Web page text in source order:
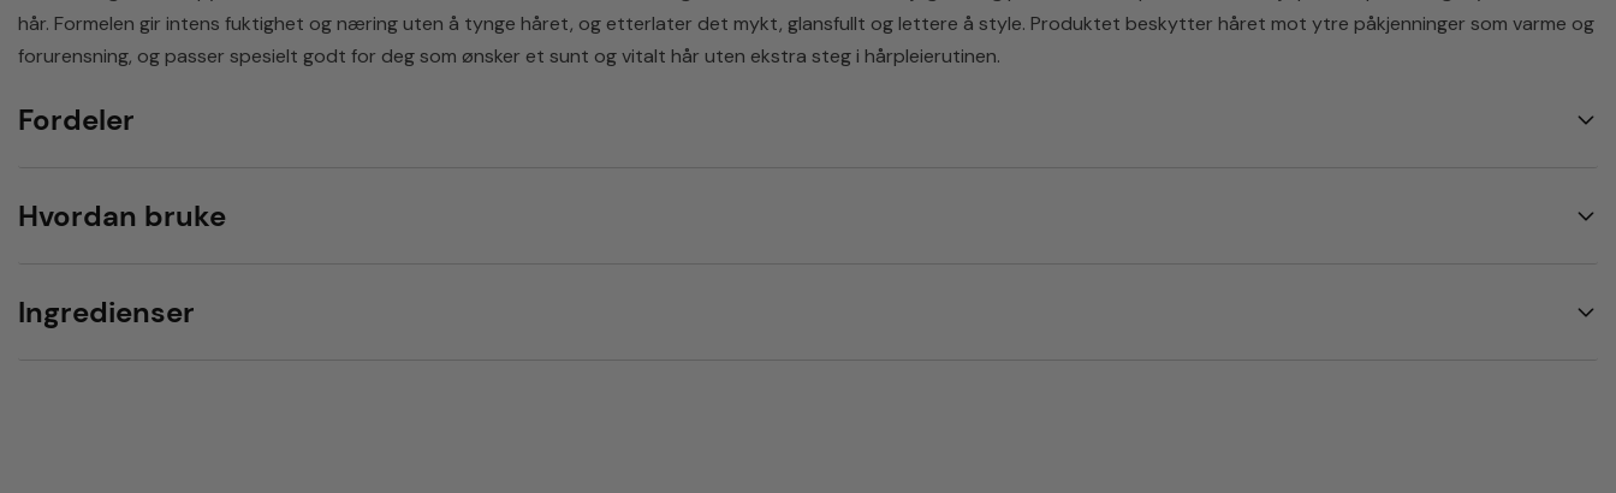
hår. Formelen gir intens fuktighet og næring uten å tynge håret, og etterlater det mykt, glansfullt og lettere å style. Produktet beskytter håret mot ytre påkjenninger som varme og
forurensning, og passer spesielt godt for deg som ønsker et sunt og vitalt hår uten ekstra steg i hårpleierutinen.
Fordeler
Hvordan bruke
Ingredienser